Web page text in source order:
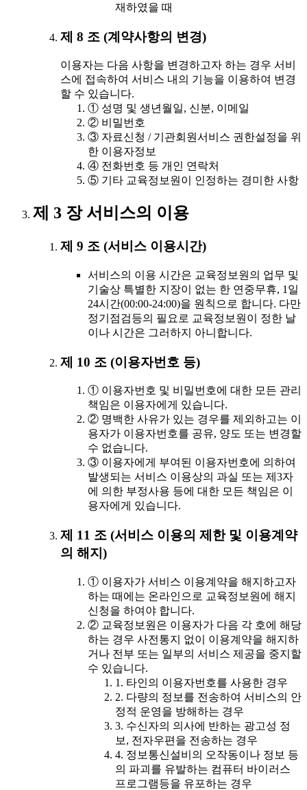
재하였을 때
제 8 조 (계약사항의 변경)
이용자는 다음 사항을 변경하고자 하는 경우 서비
스에 접속하여 서비스 내의 기능을 이용하여 변경
할 수 있습니다.
① 성명 및 생년월일, 신분, 이메일
② 비밀번호
③ 자료신청 / 기관회원서비스 권한설정을 위
한 이용자정보
④ 전화번호 등 개인 연락처
⑤ 기타 교육정보원이 인정하는 경미한 사항
제 3 장 서비스의 이용
제 9 조 (서비스 이용시간)
서비스의 이용 시간은 교육정보원의 업무 및
기술상 특별한 지장이 없는 한 연중무휴, 1일
24시간(00:00-24:00)을 원칙으로 합니다. 다만
정기점검등의 필요로 교육정보원이 정한 날
이나 시간은 그러하지 아니합니다.
제 10 조 (이용자번호 등)
① 이용자번호 및 비밀번호에 대한 모든 관리
책임은 이용자에게 있습니다.
② 명백한 사유가 있는 경우를 제외하고는 이
용자가 이용자번호를 공유, 양도 또는 변경할
수 없습니다.
③ 이용자에게 부여된 이용자번호에 의하여
발생되는 서비스 이용상의 과실 또는 제3자
에 의한 부정사용 등에 대한 모든 책임은 이
용자에게 있습니다.
제 11 조 (서비스 이용의 제한 및 이용계약
의 해지)
① 이용자가 서비스 이용계약을 해지하고자
하는 때에는 온라인으로 교육정보원에 해지
신청을 하여야 합니다.
② 교육정보원은 이용자가 다음 각 호에 해당
하는 경우 사전통지 없이 이용계약을 해지하
거나 전부 또는 일부의 서비스 제공을 중지할
수 있습니다.
1. 타인의 이용자번호를 사용한 경우
2. 다량의 정보를 전송하여 서비스의 안
정적 운영을 방해하는 경우
3. 수신자의 의사에 반하는 광고성 정
보, 전자우편을 전송하는 경우
4. 정보통신설비의 오작동이나 정보 등
의 파괴를 유발하는 컴퓨터 바이러스
프로그램등을 유포하는 경우